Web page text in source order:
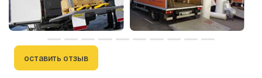
оставить отзыв